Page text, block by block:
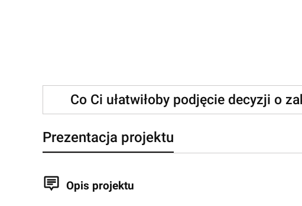
Co Ci ułatwiłoby podjęcie decyzji o
Prezentacja projektu
Opis projektu